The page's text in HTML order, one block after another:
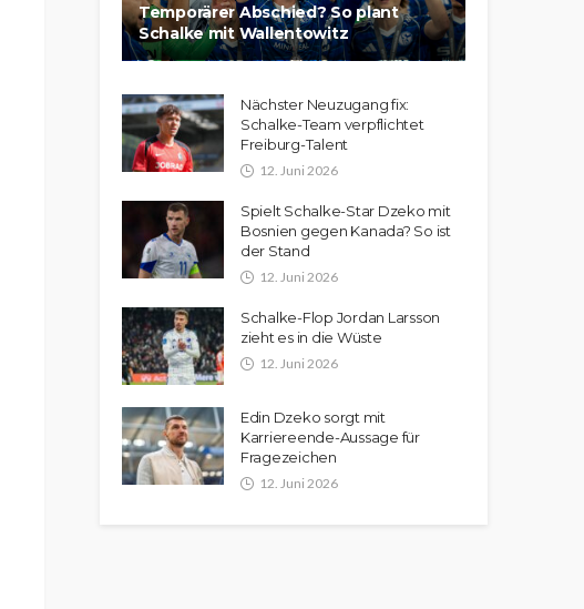
Temporärer Abschied? So plant
Schalke mit Wallentowitz
Nächster Neuzugang fix:
Schalke-Team verpflichtet
Freiburg-Talent
12. Juni 2026
Spielt Schalke-Star Dzeko mit
Bosnien gegen Kanada? So ist
der Stand
12. Juni 2026
Schalke-Flop Jordan Larsson
zieht es in die Wüste
12. Juni 2026
Edin Dzeko sorgt mit
Karriereende-Aussage für
Fragezeichen
12. Juni 2026